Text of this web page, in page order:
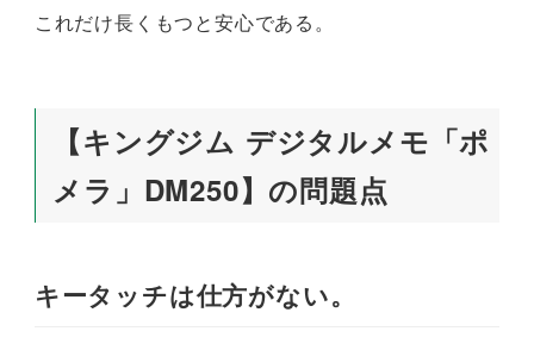
これだけ長くもつと安心である。
【キングジム デジタルメモ「ポ
メラ」DM250】の問題点
キータッチは仕方がない。